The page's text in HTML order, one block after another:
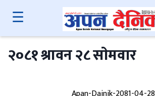
☰
२०८१ श्रावन २८ साेमवार